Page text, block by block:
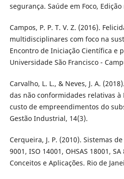
segurança. Saúde em Foco, Edição
Campos, P. P. T. V. Z. (2016).
multidisciplinares com foco na
Encontro de Iniciação Científica e
Universidade São Francisco -
Carvalho, L. L., & Neves, J. A.
das não conformidades relativas à
custo de empreendimentos do
Gestão Industrial, 14(3).
Cerqueira, J. P. (2010). Sistemas
9001, ISO 14001, OHSAS 18001,
Conceitos e Aplicações. Rio de